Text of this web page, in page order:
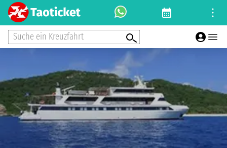
Suche ein Kreuzfahrt